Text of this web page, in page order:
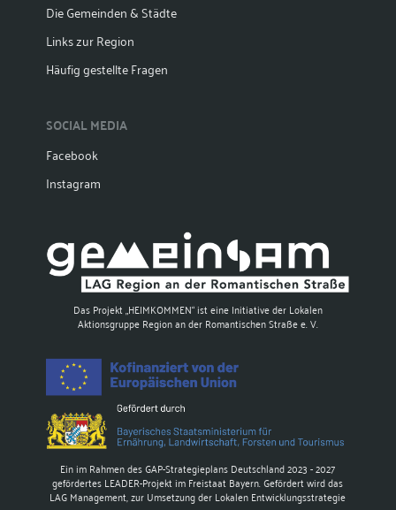
Die Gemeinden & Städte
Links zur Region
Häufig gestellte Fragen
SOCIAL MEDIA
Facebook
Instagram
Das Projekt „HEIMKOMMEN“ ist eine Initiative der Lokalen
Aktionsgruppe Region an der Romantischen Straße e. V.
Ein im Rahmen des GAP-Strategieplans Deutschland 2023 - 2027
gefördertes LEADER-Projekt im Freistaat Bayern. Gefördert wird das
LAG Management, zur Umsetzung der Lokalen Entwicklungsstrategie